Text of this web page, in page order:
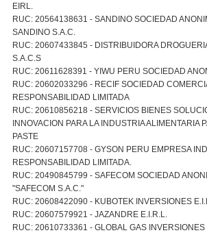
EIRL.
RUC: 20564138631 - SANDINO SOCIEDAD
SANDINO S.A.C.
RUC: 20607433845 - DISTRIBUIDORA
S.A.C.S
RUC: 20611628391 - YIWU PERU SOCIEDAD
RUC: 20602033296 - RECIF SOCIEDAD
RESPONSABILIDAD LIMITADA
RUC: 20610856218 - SERVICIOS BIENES
INNOVACION PARA LA INDUSTRIA ALIMENTARIA
PASTE
RUC: 20607157708 - GYSON PERU EMPRESA
RESPONSABILIDAD LIMITADA.
RUC: 20490845799 - SAFECOM SOCIEDAD
"SAFECOM S.A.C."
RUC: 20608422090 - KUBOTEK INVERSIONES
RUC: 20607579921 - JAZANDRE E.I.R.L.
RUC: 20610733361 - GLOBAL GAS INVERSIONES